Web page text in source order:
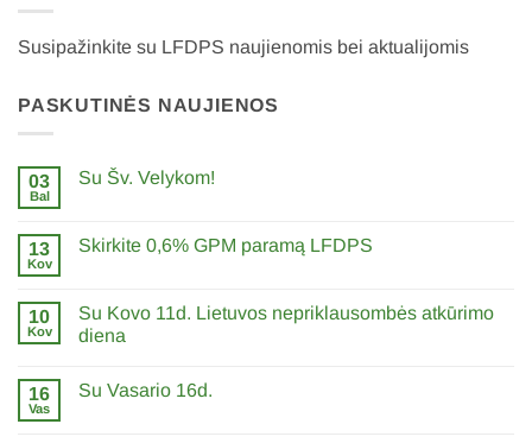
Susipažinkite su LFDPS naujienomis bei aktualijomis
PASKUTINĖS NAUJIENOS
03
Bal
Su Šv. Velykom!
Su
13
Kov
Skirkite 0,6% GPM paramą LFDPS
Skirkite
0,6%
GPM
10
Kov
Su Kovo 11d. Lietuvos nepriklausombės atkūrimo
diena
įraše
16
Vas
Su Vasario 16d.